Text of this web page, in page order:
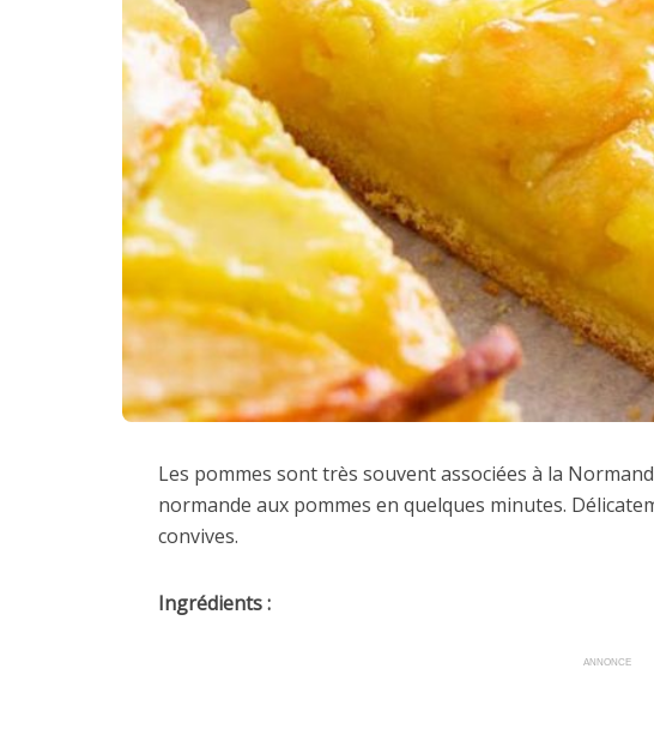
Les pommes sont très souvent associées à la
normande aux pommes en quelques minutes.
convives.
Ingrédients :
ANNONCE